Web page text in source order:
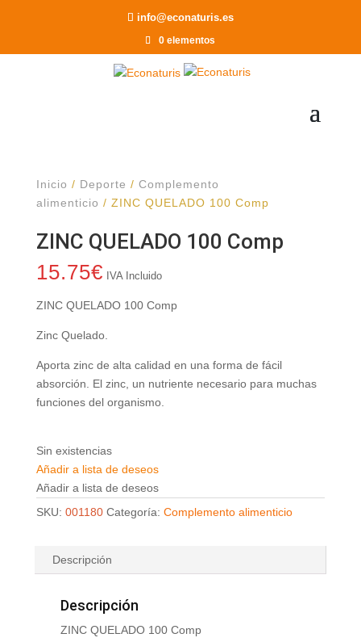
info@econaturis.es
0 elementos
Inicio / Deporte / Complemento
alimenticio / ZINC QUELADO 100 Comp
ZINC QUELADO 100 Comp
15.75€ IVA Incluido
ZINC QUELADO 100 Comp
Zinc Quelado.
Aporta zinc de alta calidad en una forma de fácil
absorción. El zinc, un nutriente necesario para muchas
funciones del organismo.
Sin existencias
Añadir a lista de deseos
Añadir a lista de deseos
SKU: 001180 Categoría: Complemento alimenticio
Descripción
Descripción
ZINC QUELADO 100 Comp